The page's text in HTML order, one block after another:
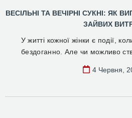
ВЕСІЛЬНІ ТА ВЕЧІРНІ СУКНІ: ЯК
ЗАЙВИХ
У житті кожної жінки є події,
бездоганно. Але чи можливо
4 Червня,